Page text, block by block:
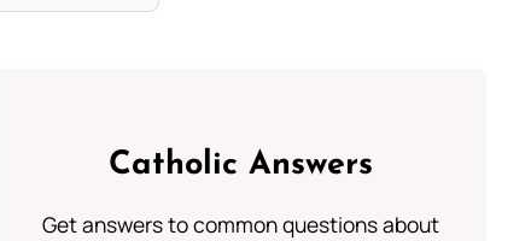
Catholic Answers
Get answers to common questions about